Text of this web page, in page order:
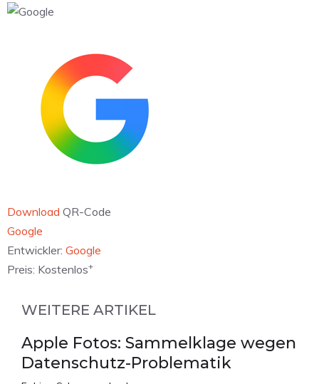
Download QR-Code
‎Google
Entwickler: Google
Preis: Kostenlos+
WEITERE ARTIKEL
Apple Fotos: Sammelklage wegen
Datenschutz-Problematik